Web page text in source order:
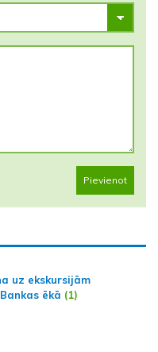
Pievienot
uz ekskursijām
ēkā (1)